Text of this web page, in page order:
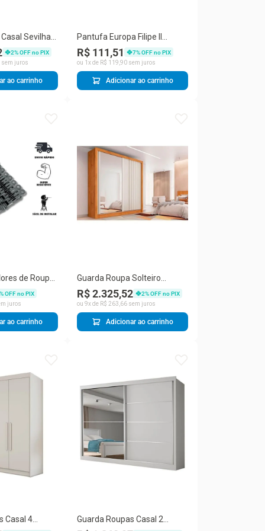
Sevilha 2
6 Gavetas
Europa
2% OFF no PIX
sem juros
ao carrinho
Pantufa Europa Filipe II
Masculino
R$ 111,51 7% OFF no PIX
ou 1 x de R$ 119 90sem juros
Adicionar ao carrinho
de Roupa
Mola de
Europa
% OFF no PIX
juros
ao carrinho
Guarda Roupa Solteiro
Lugano 2 Portas de Correr 4
Gavetas Peroba-Off White
Europa
R$ 2.325,52 2% OFF no PIX
ou 9x de R$ 263 66sem juros
Adicionar ao carrinho
Casal 4
100 Mdf
Guarda Roupas Casal 2
Portas De Correr Com